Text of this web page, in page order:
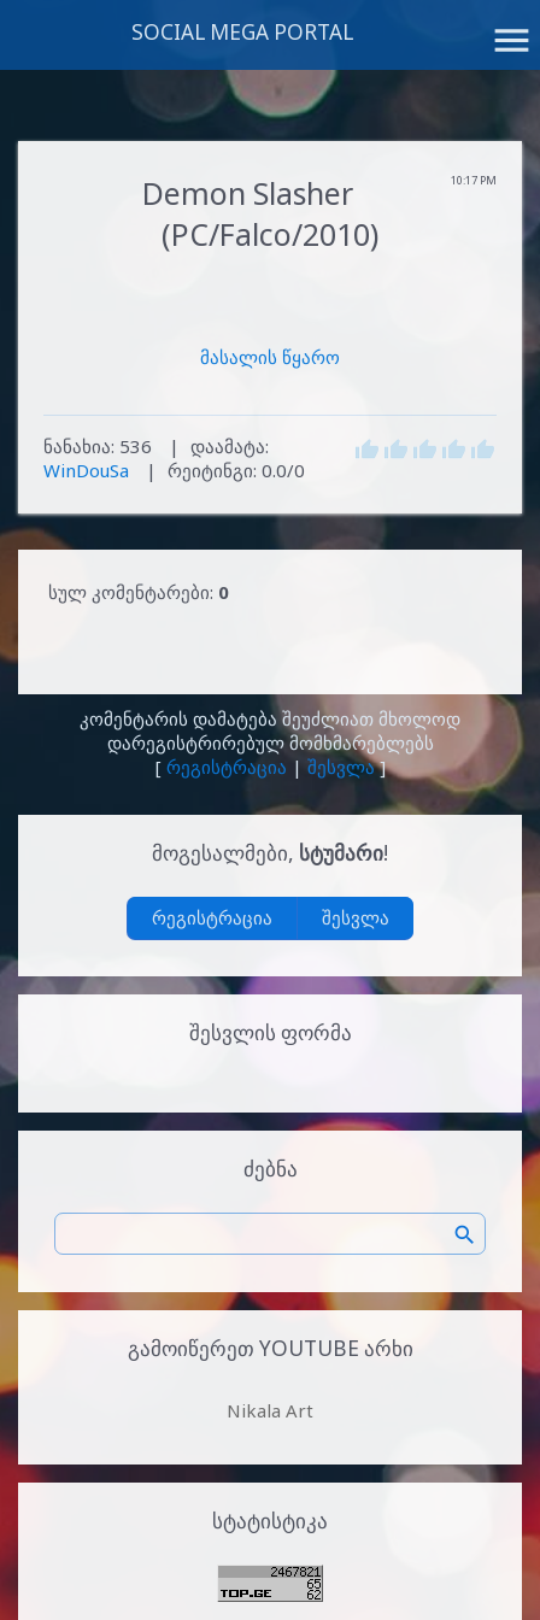
menu
SOCIAL MEGA PORTAL
10:17 PM
Demon Slasher
(PC/Falco/2010)
მასალის წყარო
ნანახია: 536 | დაამატა:
WinDouSa
| რეიტინგი: 0.0/0
სულ კომენტარები: 0
კომენტარის დამატება შეუძლიათ მხოლოდ
დარეგისტრირებულ მომხმარებლებს
[ რეგისტრაცია | შესვლა]
ᲛᲝᲒᲔᲡᲐᲚᲛᲔᲑᲘ, ᲡᲢᲣᲛᲐᲠᲘ!
რეგისტრაცია შესვლა
ᲨᲔᲡᲕᲚᲘᲡ ᲤᲝᲠᲛᲐ
ᲫᲔᲑᲜᲐ
ᲒᲐᲛᲝᲘᲬᲔᲠᲔᲗ YOUTUBE ᲐᲠᲮᲘ
Nikala Art
ᲡᲢᲐᲢᲘᲡᲢᲘᲙᲐ